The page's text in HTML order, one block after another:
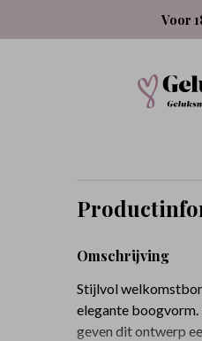
Voor
Omschrijving
Stijlvol
elegante
geven dit ontwerp